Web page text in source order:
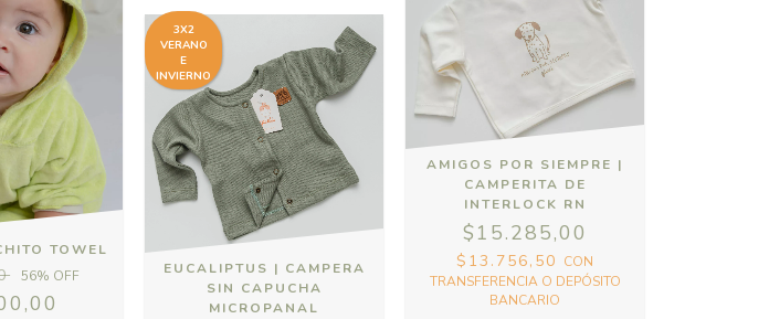
TOWEL
56% OFF
3X2
VERANO
E
INVIERNO
EUCALIPTUS | CAMPERA
SIN CAPUCHA
MICROPANAL
AMIGOS POR SIEMPRE |
CAMPERITA DE
INTERLOCK RN
$15.285,00
$13.756,50 CON
TRANSFERENCIA O DEPÓSITO
BANCARIO